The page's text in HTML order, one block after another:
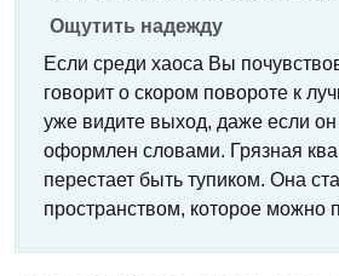
Ощутить надежду
Если среди хаоса Вы
говорит о скором повороте к
уже видите выход, даже если он
оформлен словами. Грязная
перестает быть тупиком. Она
пространством, которое можно